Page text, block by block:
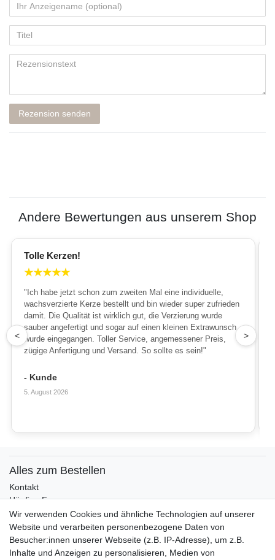
Rezension senden
Andere Bewertungen aus unserem Shop
Tolle Kerzen!
★★★★★
"Ich habe jetzt schon zum zweiten Mal eine individuelle,
wachsverzierte Kerze bestellt und bin wieder super zufrieden
damit. Die Qualität ist wirklich gut, die Verzierung wurde
sauber angefertigt und sogar auf einen kleinen Extrawunsch
wurde eingegangen. Toller Service, angemessener Preis,
zügige Anfertigung und Versand. So sollte es sein!"
- Kunde
5. August 2026
< >
Alles zum Bestellen
Kontakt
Häufige Fragen
Zahlungsmöglichkeiten
Versandbedingungen
Widerrufsrecht
Wir verwenden Cookies und ähnliche Technologien auf unserer
Website und verarbeiten personenbezogene Daten von
Besucher:innen unserer Webseite (z.B. IP-Adresse), um z.B.
Inhalte und Anzeigen zu personalisieren, Medien von